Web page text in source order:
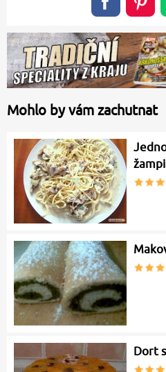
Mohlo by vám zachutnat
Dort